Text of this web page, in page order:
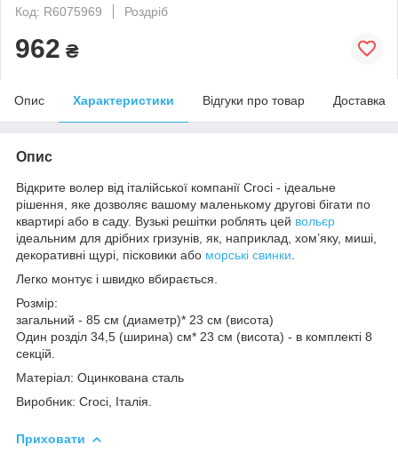
Код: R6075969
Роздріб
962 ₴
Опис Характеристики Відгуки про товар Доставка
Опис
Відкрите волер від італійської компанії Croci - ідеальне
рішення, яке дозволяє вашому маленькому другові бігати по
квартирі або в саду. Вузькі решітки роблять цей вольєр
ідеальним для дрібних гризунів, як, наприклад, хом’яку, миші,
декоративні щурі, пісковики або морські свинки
Легко монтує і швидко вбирається.
Розмір:
загальний - 85 см (диаметр)* 23 см (висота)
Один розділ 34,5 (ширина) см* 23 см (висота) - в комплекті 8
секцій.
Матеріал: Оцинкована сталь
Виробник: Croci, Італія.
Приховати